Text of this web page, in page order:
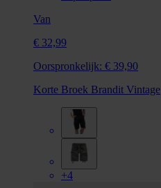
Van
€ 32,99
Oorspronkelijk: € 39,90
Korte Broek Brandit Vintage
+4